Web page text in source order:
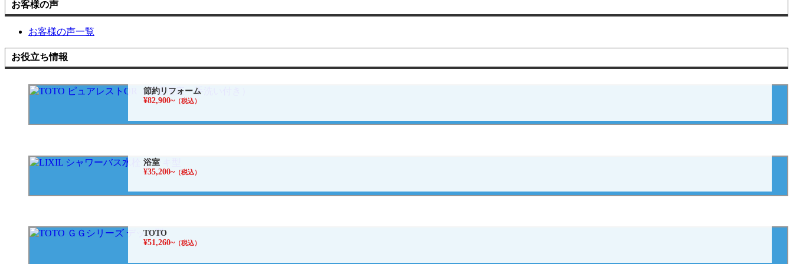
お客様の声
お客様の声一覧
お役立ち情報
節約リフォーム
¥82,900~（税込）
浴室
¥35,200~（税込）
TOTO
¥51,260~（税込）